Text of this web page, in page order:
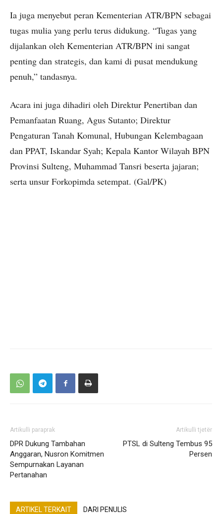
Ia juga menyebut peran Kementerian ATR/BPN sebagai
tugas mulia yang perlu terus didukung. “Tugas yang
dijalankan oleh Kementerian ATR/BPN ini sangat
penting dan strategis, dan kami di pusat mendukung
penuh,” tandasnya.
Acara ini juga dihadiri oleh Direktur Penertiban dan
Pemanfaatan Ruang, Agus Sutanto; Direktur
Pengaturan Tanah Komunal, Hubungan Kelembagaan
dan PPAT, Iskandar Syah; Kepala Kantor Wilayah BPN
Provinsi Sulteng, Muhammad Tansri beserta jajaran;
serta unsur Forkopimda setempat. (Gal/PK)
Artikulli paraprak
DPR Dukung Tambahan
Anggaran, Nusron Komitmen
Sempurnakan Layanan
Pertanahan
Artikulli tjetër
PTSL di Sulteng Tembus 95
Persen
ARTIKEL TERKAIT DARI PENULIS